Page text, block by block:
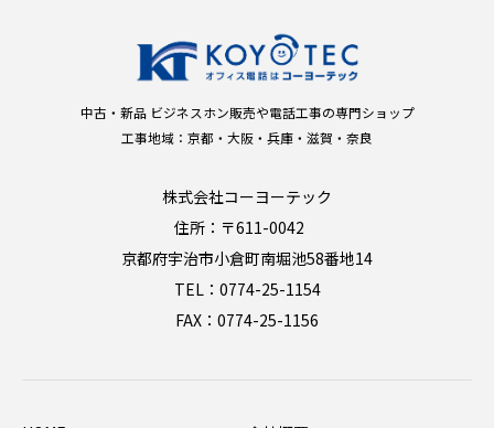
中古・新品 ビジネスホン販売や電話工事の専門ショップ
工事地域：京都・大阪・兵庫・滋賀・奈良
株式会社コーヨーテック
住所：〒611-0042
京都府宇治市小倉町南堀池58番地14
TEL：0774-25-1154
FAX：0774-25-1156